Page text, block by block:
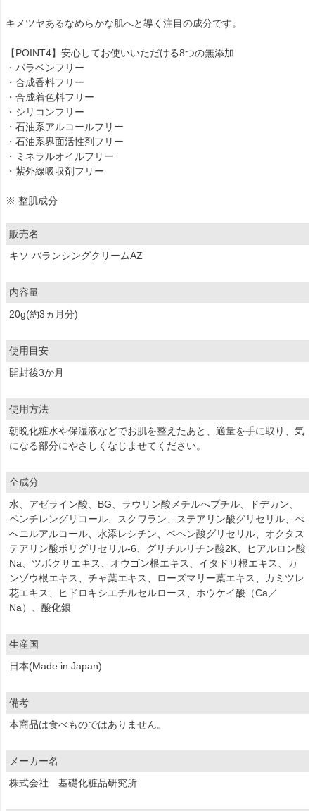
キメツヤあるなめらかな肌へと導く注目の成分です。
【POINT4】安心してお使いいただける8つの無添加
・パラベンフリー
・合成香料フリー
・合成着色料フリー
・シリコンフリー
・石油系アルコールフリー
・石油系界面活性剤フリー
・ミネラルオイルフリー
・紫外線吸収剤フリー
※ 整肌成分
販売名
キソ バランシングクリームAZ
内容量
20g(約3ヵ月分)
使用目安
開封後3か月
使用方法
朝晩化粧水や保湿液などでお肌を整えたあと、適量を手に取り、気
になる部分にやさしくなじませてください。
全成分
水、アゼライン酸、BG、ラウリン酸メチルへプチル、ドデカン、
ペンチレングリコール、スクワラン、ステアリン酸グリセリル、べ
へニルアルコール、水添レシチン、ベヘン酸グリセリル、オクタス
テアリン酸ポリグリセリル-6、グリチルリチン酸2K、ヒアルロン酸
Na、ツボクサエキス、オウゴン根エキス、イタドリ根エキス、カ
ンゾウ根エキス、チャ葉エキス、ローズマリー葉エキス、カミツレ
花エキス、ヒドロキシエチルセルロース、ホウケイ酸（Ca／
Na）、酸化銀
生産国
日本(Made in Japan)
備考
本商品は食べものではありません。
メーカー名
株式会社 基礎化粧品研究所